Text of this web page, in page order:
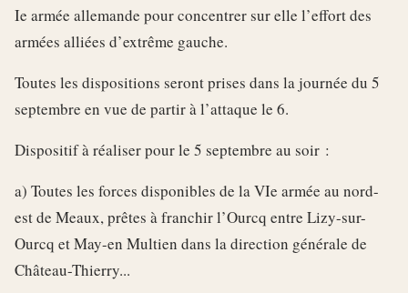
Ie armée allemande pour concentrer sur elle l’effort des
armées alliées d’extrême gauche.
Toutes les dispositions seront prises dans la journée du 5
septembre en vue de partir à l’attaque le 6.
Dispositif à réaliser pour le 5 septembre au soir :
a) Toutes les forces disponibles de la VIe armée au nord-
est de Meaux, prêtes à franchir l’Ourcq entre Lizy-sur-
Ourcq et May-en Multien dans la direction générale de
Château-Thierry...